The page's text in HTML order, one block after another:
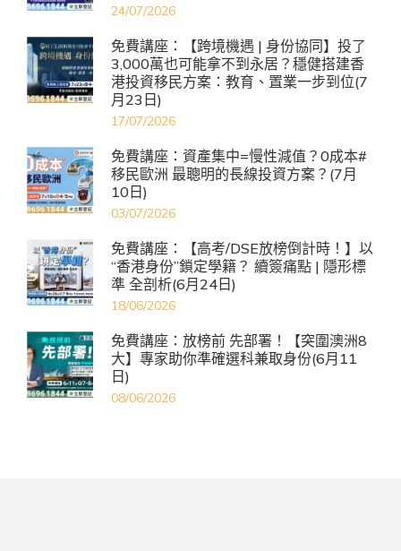
24/07/2026
免費講座：【跨境機遇 | 身份協同】投了
3,000萬也可能拿不到永居？穩健搭建香
港投資移民方案：教育、置業一步到位(7
月23日)
17/07/2026
免費講座：資產集中=慢性減值？0成本#
移民歐洲 最聰明的長線投資方案？(7月
10日)
03/07/2026
免費講座：【高考/DSE放榜倒計時！】以
“香港身份”鎖定學籍？ 續簽痛點 | 隱形標
準 全剖析(6月24日)
18/06/2026
免費講座：放榜前 先部署！【突圍澳洲8
大】專家助你準確選科兼取身份(6月11
日)
08/06/2026